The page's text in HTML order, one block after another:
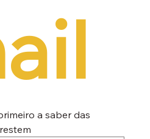
a saber das